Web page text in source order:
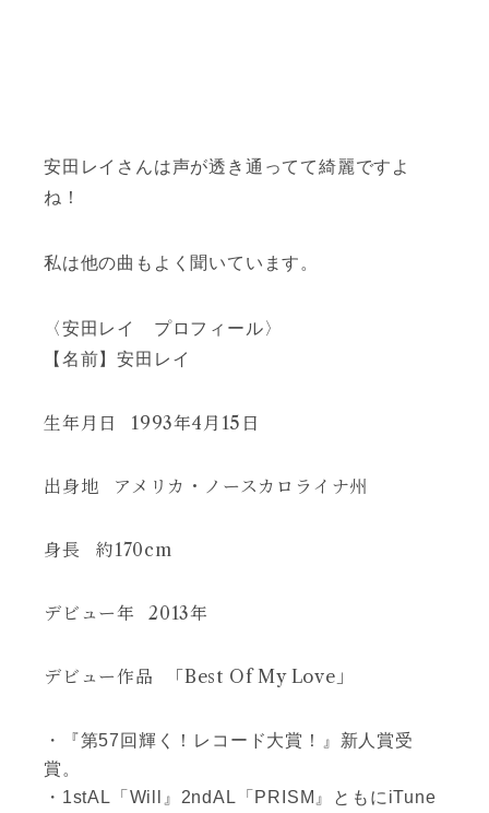
安田レイさんは声が透き通ってて綺麗ですよ
ね！
私は他の曲もよく聞いています。
〈安田レイ プロフィール〉
【名前】安田レイ
生年月日 1993年4月15日
出身地 アメリカ・ノースカロライナ州
身長 約170cm
デビュー年 2013年
デビュー作品 「Best Of My Love」
・『第57回輝く！レコード大賞！』新人賞受
賞。
・1stAL「Will』2ndAL「PRISM』ともにiTune